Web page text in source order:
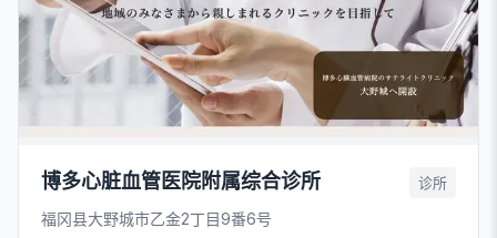
博多心脏血管医院附属综合诊所 诊所
福冈县大野城市乙金2丁目9番6号